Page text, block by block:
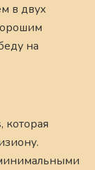
в двух
на
которая